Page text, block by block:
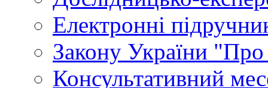
Електронні
Закону України "Про
Консультативний